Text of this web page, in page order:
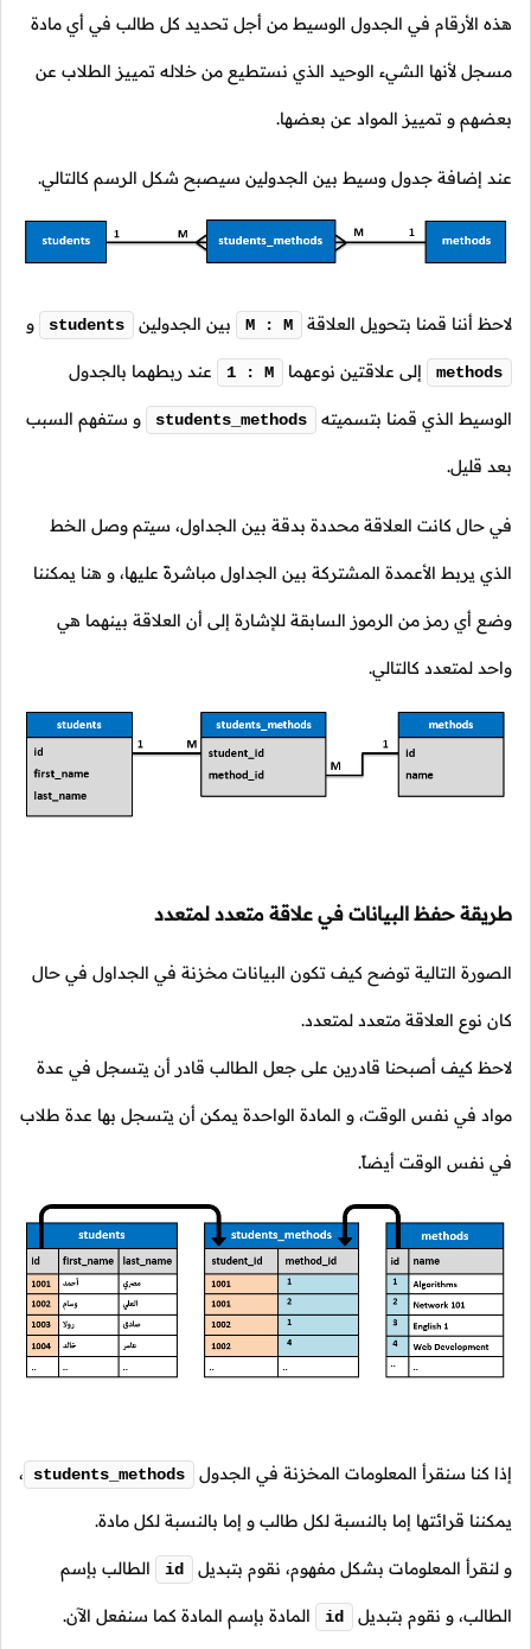
هذه الأرقام في الجدول الوسيط من أجل تحديد كل طالب في أي مادة
مسجل لأنها الشيء الوحيد الذي نستطيع من خلاله تمييز الطلاب عن
بعضهم و تمييز المواد عن بعضها.
عند إضافة جدول وسيط بين الجدولين سيصبح شكل الرسم كالتالي.
لاحظ أننا قمنا بتحويل العلاقة M : M بين الجدولين students و
methods إلى علاقتين نوعهما 1 : M عند ربطهما بالجدول
الوسيط الذي قمنا بتسميته students_methods و ستفهم السبب
بعد قليل.
في حال كانت العلاقة محددة بدقة بين الجداول، سيتم وصل الخط
الذي يربط الأعمدة المشتركة بين الجداول مباشرةً عليها، و هنا يمكننا
وضع أي رمز من الرموز السابقة للإشارة إلى أن العلاقة بينهما هي
واحد لمتعدد كالتالي.
طريقة حفظ البيانات في علاقة متعدد لمتعدد
الصورة التالية توضح كيف تكون البيانات مخزنة في الجداول في حال
كان نوع العلاقة متعدد لمتعدد.
لاحظ كيف أصبحنا قادرين على جعل الطالب قادر أن يتسجل في عدة
مواد في نفس الوقت، و المادة الواحدة يمكن أن يتسجل بها عدة طلاب
في نفس الوقت أيضاً.
إذا كنا سنقرأ المعلومات المخزنة في الجدول students_methods ،
يمكننا قرائتها إما بالنسبة لكل طالب و إما بالنسبة لكل مادة.
و لنقرأ المعلومات بشكل مفهوم، نقوم بتبديل id الطالب بإسم
الطالب، و نقوم بتبديل id المادة بإسم المادة كما سنفعل الآن.